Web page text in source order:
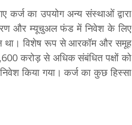
कर्ज का उपयोग अन्य संस्थाओं द्वारा
और म्यूचुअल फंड में निवेश के लिए
था। विशेष रूप से आरकॉम और समूह
करोड़ से अधिक संबंधित पक्षों को
किया गया। कर्ज का कुछ हिस्सा